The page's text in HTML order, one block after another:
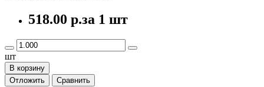
518.00 р.за 1 шт
шт
В корзину
Отложить
Сравнить